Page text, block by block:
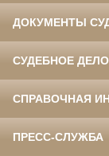
ДОКУМЕНТЫ
СУДЕБНОЕ
СПРАВОЧНАЯ
ПРЕСС-СЛУЖБА